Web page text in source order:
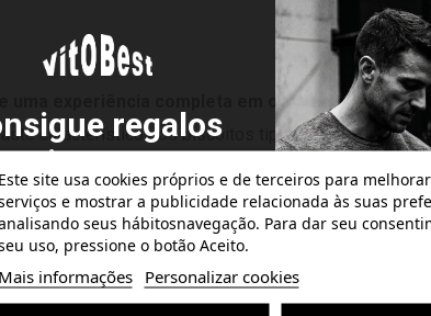
experiência completa em cada mordida:o
característico dos biscoitos tipo sanduíche. O
Este site usa cookies próprios e de terceiros para
e mostrar a publicidade relacionada às suas
seus hábitosnavegação. Para dar seu
uso, pressione o botão Aceito.
Mais informações Personalizar cookies
regalos
con tus
pedidos!
el valor de tus compras con
diseñados para mejorar tu